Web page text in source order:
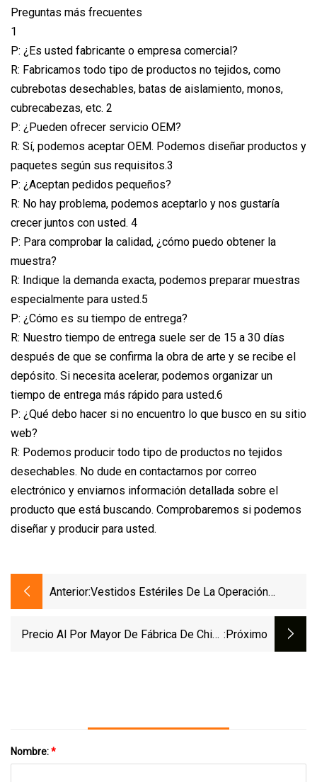
Preguntas más frecuentes
1
P: ¿Es usted fabricante o empresa comercial?
R: Fabricamos todo tipo de productos no tejidos, como
cubrebotas desechables, batas de aislamiento, monos,
cubrecabezas, etc. 2
P: ¿Pueden ofrecer servicio OEM?
R: Sí, podemos aceptar OEM. Podemos diseñar productos y
paquetes según sus requisitos.3
P: ¿Aceptan pedidos pequeños?
R: No hay problema, podemos aceptarlo y nos gustaría
crecer juntos con usted. 4
P: Para comprobar la calidad, ¿cómo puedo obtener la
muestra?
R: Indique la demanda exacta, podemos preparar muestras
especialmente para usted.5
P: ¿Cómo es su tiempo de entrega?
R: Nuestro tiempo de entrega suele ser de 15 a 30 días
después de que se confirma la obra de arte y se recibe el
depósito. Si necesita acelerar, podemos organizar un
tiempo de entrega más rápido para usted.6
P: ¿Qué debo hacer si no encuentro lo que busco en su sitio
web?
R: Podemos producir todo tipo de productos no tejidos
desechables. No dude en contactarnos por correo
electrónico y enviarnos información detallada sobre el
producto que está buscando. Comprobaremos si podemos
diseñar y producir para usted.
Anterior:Vestidos Estériles De La Operación
De SMS SMMS Del Vestido Médico De
Precio Al Por Mayor De Fábrica De China :próximo
Nombre:*